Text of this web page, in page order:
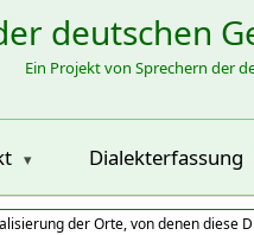
deutschen
Ein Projekt von Sprechern der
Dialekterfassung
der Orte, von denen diese